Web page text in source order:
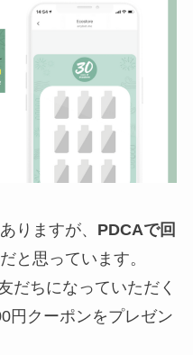
りますが、 PDCAで回
と思っています。
だちになっていただく
円クーポンをプレゼン